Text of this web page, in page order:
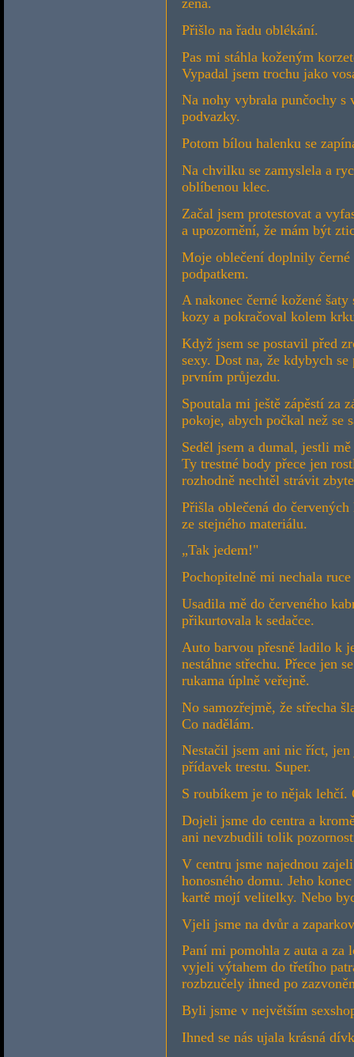
žena.
Přišlo na řadu oblékání.
Pas mi stáhla koženým
Vypadal jsem trochu jako
Na nohy vybrala punčochy
podvazky.
Potom bílou halenku se
Na chvilku se zamyslela a
oblíbenou klec.
Začal jsem protestovat a
a upozornění, že mám být
Moje oblečení doplnily
podpatkem.
A nakonec černé kožené
kozy a pokračoval kolem
Když jsem se postavil před
sexy. Dost na, že kdybych
prvním průjezdu.
Spoutala mi ještě zápěstí za
pokoje, abych počkal než se
Seděl jsem a dumal, jestli
Ty trestné body přece jen
rozhodně nechtěl strávit
Přišla oblečená do
ze stejného materiálu.
„Tak jedem!"
Pochopitelně mi nechala
Usadila mě do červeného
přikurtovala k sedačce.
Auto barvou přesně ladilo k
nestáhne střechu. Přece jen
rukama úplně veřejně.
No samozřejmě, že střecha
Co nadělám.
Nestačil jsem ani nic říct,
přídavek trestu. Super.
S roubíkem je to nějak
Dojeli jsme do centra a
ani nevzbudili tolik
V centru jsme najednou
honosného domu. Jeho
kartě mojí velitelky. Nebo
Vjeli jsme na dvůr a
Paní mi pomohla z auta a za
vyjeli výtahem do třetího
rozbzučely ihned po
Byli jsme v největším
Ihned se nás ujala krásná